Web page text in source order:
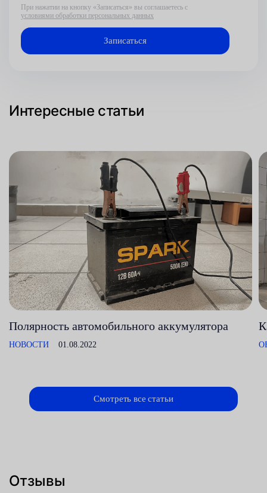
При нажатии на кнопку «Записаться» вы соглашаетесь с
условиями обработки персональных данных
Интересные статьи
Полярность автомобильного аккумулятора
НОВОСТИ 01.08.2022
Смотреть все статьи
Отзывы